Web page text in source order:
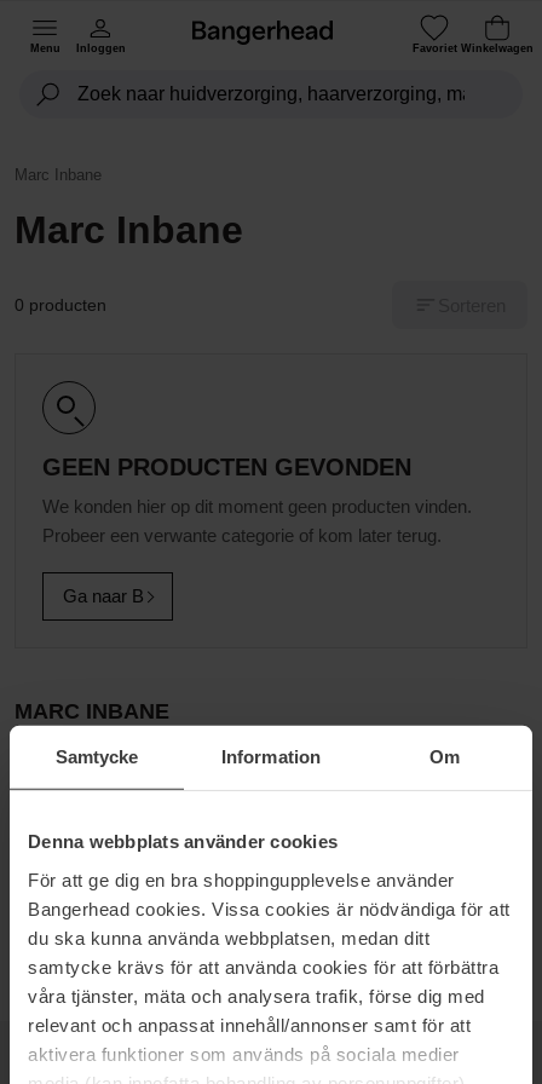
Samtycke Information Om
Denna webbplats använder cookies
För att ge dig en bra shoppingupplevelse använder
Bangerhead cookies. Vissa cookies är nödvändiga för att
du ska kunna använda webbplatsen, medan ditt
samtycke krävs för att använda cookies för att förbättra
våra tjänster, mäta och analysera trafik, förse dig med
relevant och anpassat innehåll/annonser samt för att
aktivera funktioner som används på sociala medier
Menu Inloggen Favoriet Winkelwagen
Marc Inbane
Marc Inbane
0 producten
GEEN PRODUCTEN GEVONDEN
We konden hier op dit moment geen producten vinden.
Probeer een verwante categorie of kom later terug.
Ga naar B
MARC INBANE
The original natural tanning spray voor hem en haar Marc Inbane
begrijpen waarom het zo populair is geworden. Bekijk zeker eens
hun bekroonde Perle de Soleil, tanning drops die kunnen worden
toegevoegd aan je huidige huidverzorgingsroutine en een
prachtige glow geven.
NIEUWSBRIEF